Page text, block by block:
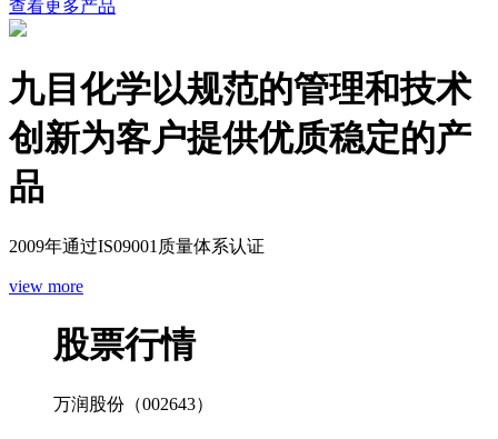
查看更多产品
九目化学以规范的管理和技术
创新为客户提供优质稳定的产
品
2009年通过IS09001质量体系认证
view more
股票行情
万润股份（002643）